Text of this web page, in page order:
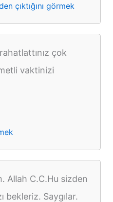
çıktığını görmek
çok
vaktinizi
Allah C.C.Hu sizden
bekleriz. Saygılar.